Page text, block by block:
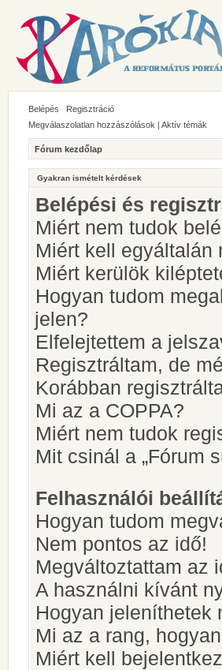
Belépés
Regisztráció
Megválaszolatlan hozzászólások | Aktív témák
Fórum kezdőlap
Gyakran ismételt kérdések
Belépési és
Miért nem tudok
Miért kell egyáltalán
Miért kerülök
Hogyan tudom
jelen?
Elfelejtettem a
Regisztráltam, de
Korábban
Mi az a COPPA?
Miért nem tudok
Mit csinál a „Fórum
Felhasználói
Hogyan tudom
Nem pontos az idő!
Megváltoztattam az
A használni kívánt
Hogyan jeleníthetek
Mi az a rang,
Miért kell